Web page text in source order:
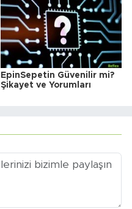
EpinSepetin Güvenilir mi?
Şikayet ve Yorumları